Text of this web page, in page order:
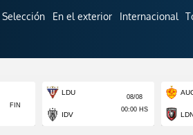
Selección En el exterior Internacional